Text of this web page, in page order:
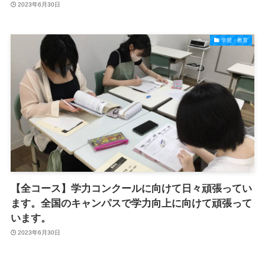
2023年6月30日
学習・教育
【全コース】学力コンクールに向けて日々頑張ってい
ます。全国のキャンパスで学力向上に向けて頑張って
います。
2023年6月30日